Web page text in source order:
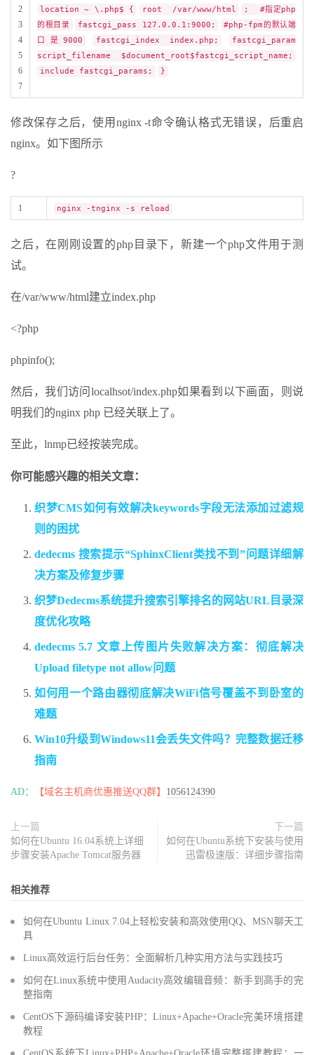
2
3
4
5
6
7
location ~ \.php$ { root /var/www/html ;
#指定php
的根目录
fastcgi_pass 127.0.0.1:9000;
#php-fpm的默认端
口是9000
fastcgi_index index.php;
fastcgi_param
script_filename $document_root$fastcgi_script_name;
include fastcgi_params;
}
修改保存之后，使用nginx -t命令确认格式无错误，后重启
nginx。如下图所示
?
1 nginx -tnginx -s reload
之后，在刚刚设置的php目录下，新建一个php文件用于测
试。
在/var/www/html建立index.php
<?php
phpinfo();
然后，我们访问localhsot/index.php如果看到以下画面，则说
明我们的nginx php 已经关联上了。
至此，lnmp已经按装完成。
你可能感兴趣的相关文章：
织梦CMS如何有效解决keywords字段无法添加过滤规
则的困扰
dedecms 搜索提示“SphinxClient类找不到”问题详细解
决方案及修复步骤
织梦Dedecms系统提升搜索引擎排名的网站URL目录深
度优化攻略
dedecms 5.7 文章上传图片失败解决方案：彻底解决
Upload filetype not allow问题
如何用一个路由器彻底解决WiFi信号覆盖不到卧室的
难题
Win10升级到Windows11会丢失文件吗？完整数据迁移
指南
AD： 【域名主机商优惠推送QQ群】 1056124390
上一篇
如何在Ubuntu 16.04系统上详细
步骤安装Apache Tomcat服务器
下一篇
如何在Ubuntu系统下安装与使用
迅雷极速版：详细步骤指南
相关推荐
如何在Ubuntu Linux 7.04上轻松安装和高效使用QQ、MSN聊天工
具
Linux高效运行后台任务：全面解析几种实用方法与实践技巧
如何在Linux系统中使用Audacity高效编辑音频：新手到高手的完
整指南
CentOS下源码编译安装PHP：Linux+Apache+Oracle完美环境搭建
教程